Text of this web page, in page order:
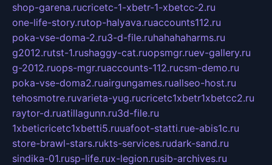
shop-garena.rucricetc-1-xbetr-1-xbetcc-2.ru
one-life-story.rutop-halyava.ruaccounts112.ru
poka-vse-doma-2.ru3-d-file.ruhahahaharms.ru
g2012.rutst-1.rushaggy-cat.ruopsmgr.ruev-gallery.ru
g-2012.ruops-mgr.ruaccounts-112.rucsm-demo.ru
poka-vse-doma2.ruairgungames.ruallseo-host.ru
tehosmotre.ruvarieta-yug.rucricetc1xbetr1xbetcc2.ru
raytor-d.ruatillagunn.ru3d-file.ru
1xbeticricetc1xbetti5.ruuafoot-statti.rue-abis1c.ru
store-brawl-stars.rukts-services.rudark-sand.ru
sindika-01.rusp-life.rux-legion.rusib-archives.ru